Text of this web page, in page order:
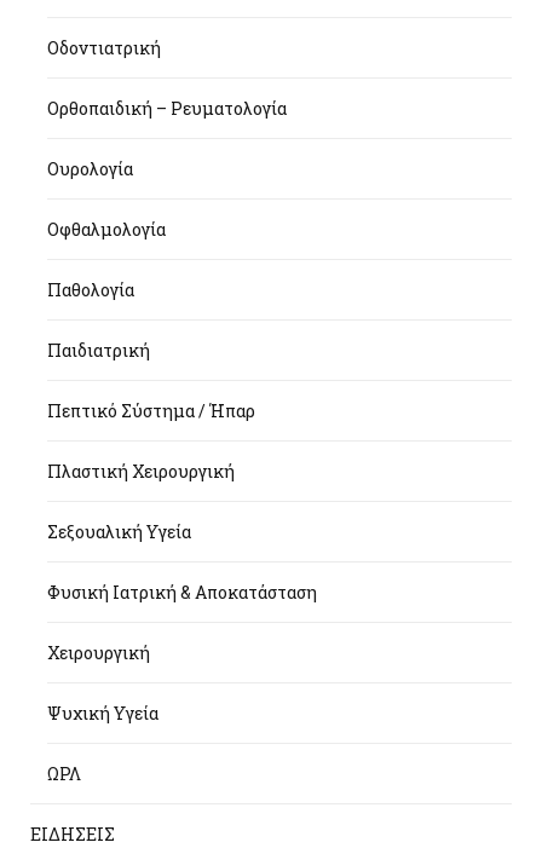
Οδοντιατρική
Ορθοπαιδική – Ρευματολογία
Ουρολογία
Οφθαλμολογία
Παθολογία
Παιδιατρική
Πεπτικό Σύστημα / Ήπαρ
Πλαστική Χειρουργική
Σεξουαλική Υγεία
Φυσική Ιατρική & Αποκατάσταση
Χειρουργική
Ψυχική Υγεία
ΩΡΛ
ΕΙΔΗΣΕΙΣ